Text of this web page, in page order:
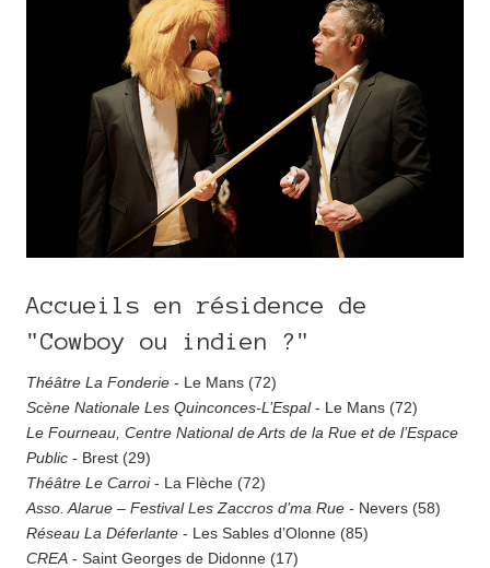
Accueils en résidence de
"Cowboy ou indien ?"
Théâtre La Fonderie - Le Mans (72)
Scène Nationale Les Quinconces-L’Espal- Le Mans (72)
Le Fourneau, Centre National de Arts de la Rue et de l’Espace
Public - Brest (29)
Théâtre Le Carroi- La Flèche (72)
Asso. Alarue – Festival Les Zaccros d’ma Rue - Nevers (58)
Réseau La Déferlante - Les Sables d’Olonne (85)
CREA - Saint Georges de Didonne (17)